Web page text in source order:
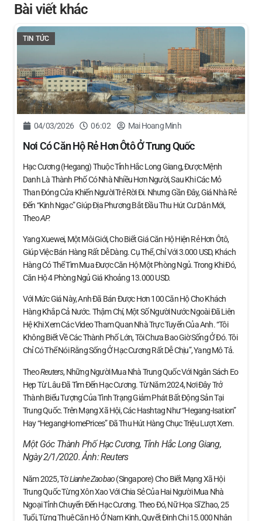
Bài viết khác
TIN TỨC
04/03/2026 06:02 Mai Hoang Minh
Nơi Có Căn Hộ Rẻ Hơn Ôtô Ở Trung Quốc
Hạc Cương (Hegang) Thuộc Tỉnh Hắc Long Giang, Được Mệnh
Danh Là Thành Phố Có Nhà Nhiều Hơn Người, Sau Khi Các Mỏ
Than Đóng Cửa Khiến Người Trẻ Rời Đi. Nhưng Gần Đây, Giá Nhà Rẻ
Đến “kinh Ngạc” Giúp Địa Phương Bắt Đầu Thu Hút Cư Dân Mới,
TheoAP.
Yang Xuewei, Một Môi Giới, Cho Biết Giá Căn Hộ Hiện Rẻ Hơn Ôtô,
Giúp Việc Bán Hàng Rất Dễ Dàng. Cụ Thể, Chỉ Với 3.000 USD, Khách
Hàng Có Thể Tìm Mua Được Căn Hộ Một Phòng Ngủ. Trong Khi Đó,
Căn Hộ 4 Phòng Ngủ Giá Khoảng 13.000 USD.
Với Mức Giá Này, Anh Đã Bán Được Hơn 100 Căn Hộ Cho Khách
Hàng Khắp Cả Nước. Thậm Chí, Một Số Người Nước Ngoài Đã Liên
Hệ Khi Xem Các Video Tham Quan Nhà Trực Tuyến Của Anh. “Tôi
Không Biết Về Các Thành Phố Lớn, Tôi Chưa Bao Giờ Sống Ở Đó. Tôi
Chỉ Có Thể Nói Rằng Sống Ở Hạc Cương Rất Dễ Chịu”, Yang Mô Tả.
TheoReuters, Những Người Mua Nhà Trung Quốc Với Ngân Sách Eo
Hẹp Từ Lâu Đã Tìm Đến Hạc Cương. Từ Năm 2024, Nơi Đây Trở
Thành Biểu Tượng Của Tình Trạng Giảm Phát Bất Động Sản Tại
Trung Quốc. Trên Mạng Xã Hội, Các Hashtag Như “Hegang-Isation”
Hay “HegangHomePrices” Đã Thu Hút Hàng Chục Triệu Lượt Xem.
Một Góc Thành Phố Hạc Cương, Tỉnh Hắc Long Giang,
Ngày 2/1/2020. Ảnh:Reuters
Năm 2025, TờLianhe Zaobao(Singapore) Cho Biết Mạng Xã Hội
Trung Quốc Từng Xôn Xao Với Chia Sẻ Của Hai Người Mua Nhà
Ngoại Tỉnh Chuyển Đến Hạc Cương. Theo Đó, Nữ Họa Sĩ Zhao, 25
Tuổi, Từng Thuê Căn Hộ Ở Nam Kinh, Quyết Định Chi 15.000 Nhân